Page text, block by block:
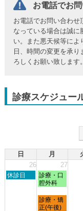
お電話でお
お電話でお問い合わせ
なっている場合は誠に
い。また悪天候等によ
日、時間の変更を承り
ろしくお願い致します。
診療スケジュー
日 月
26
27
日
休診日
月
曜
7
月
診療・口
腔外科
月
曜
診療・矯
正(午後)